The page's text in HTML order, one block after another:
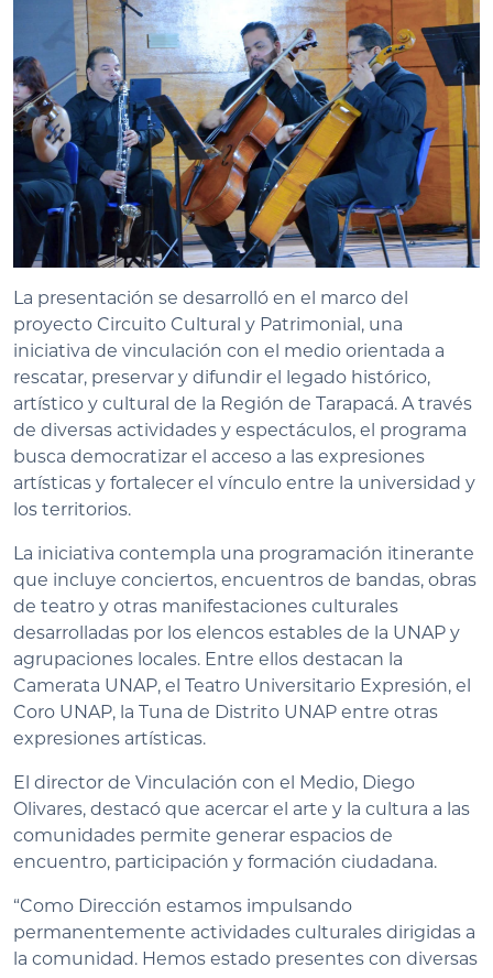
La presentación se desarrolló en el marco del
proyecto Circuito Cultural y Patrimonial, una
iniciativa de vinculación con el medio orientada a
rescatar, preservar y difundir el legado histórico,
artístico y cultural de la Región de Tarapacá. A través
de diversas actividades y espectáculos, el programa
busca democratizar el acceso a las expresiones
artísticas y fortalecer el vínculo entre la universidad y
los territorios.
La iniciativa contempla una programación itinerante
que incluye conciertos, encuentros de bandas, obras
de teatro y otras manifestaciones culturales
desarrolladas por los elencos estables de la UNAP y
agrupaciones locales. Entre ellos destacan la
Camerata UNAP, el Teatro Universitario Expresión, el
Coro UNAP, la Tuna de Distrito UNAP entre otras
expresiones artísticas.
El director de Vinculación con el Medio, Diego
Olivares, destacó que acercar el arte y la cultura a las
comunidades permite generar espacios de
encuentro, participación y formación ciudadana.
“Como Dirección estamos impulsando
permanentemente actividades culturales dirigidas a
la comunidad. Hemos estado presentes con diversas